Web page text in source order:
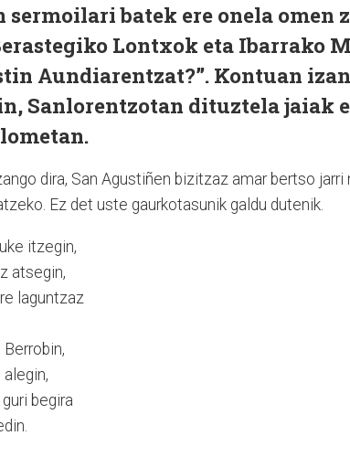
sermoilari batek ere onela omen
Lontxok eta Ibarrako
Aundiarentzat?”. Kontuan
Sanlorentzotan dituztela jaiak
dira, San Agustiñen bizitzaz amar bertso jarri
Ez det uste gaurkotasunik galdu dutenik.
itzegin,
atsegin,
laguntzaz
begira